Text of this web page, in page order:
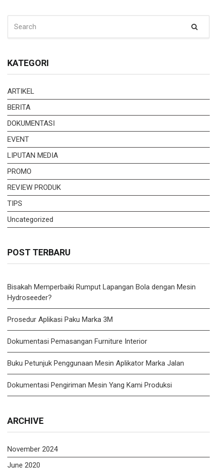
FOR:
KATEGORI
ARTIKEL
BERITA
DOKUMENTASI
EVENT
LIPUTAN MEDIA
PROMO
REVIEW PRODUK
TIPS
Uncategorized
POST TERBARU
Bisakah Memperbaiki Rumput Lapangan Bola dengan Mesin
Hydroseeder?
Prosedur Aplikasi Paku Marka 3M
Dokumentasi Pemasangan Furniture Interior
Buku Petunjuk Penggunaan Mesin Aplikator Marka Jalan
Dokumentasi Pengiriman Mesin Yang Kami Produksi
ARCHIVE
November 2024
June 2020